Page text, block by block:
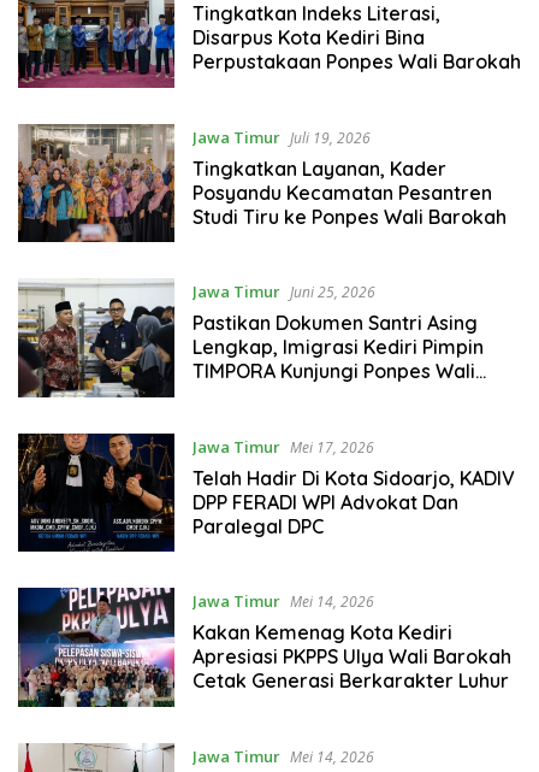
Tingkatkan Indeks Literasi,
Disarpus Kota Kediri Bina
Perpustakaan Ponpes Wali Barokah
Jawa Timur Juli 19, 2026
Tingkatkan Layanan, Kader
Posyandu Kecamatan Pesantren
Studi Tiru ke Ponpes Wali Barokah
Jawa Timur Juni 25, 2026
Pastikan Dokumen Santri Asing
Lengkap, Imigrasi Kediri Pimpin
TIMPORA Kunjungi Ponpes Wali
Jawa Timur Mei 17, 2026
Telah Hadir Di Kota Sidoarjo, KADIV
DPP FERADI WPI Advokat Dan
Paralegal DPC
Jawa Timur Mei 14, 2026
Kakan Kemenag Kota Kediri
Apresiasi PKPPS Ulya Wali Barokah
Cetak Generasi Berkarakter Luhur
Jawa Timur Mei 14, 2026